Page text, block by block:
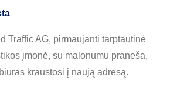
Traffic AG, pirmaujanti tarptautinė
įmonė, su malonumu praneša,
kraustosi į naują adresą.